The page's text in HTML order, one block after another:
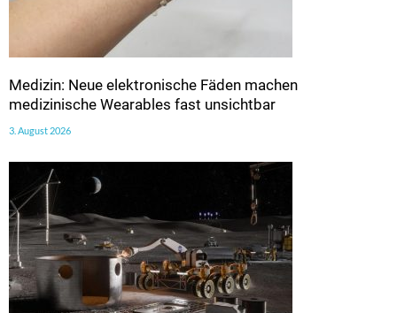
Medizin: Neue elektronische Fäden machen
medizinische Wearables fast unsichtbar
3. August 2026